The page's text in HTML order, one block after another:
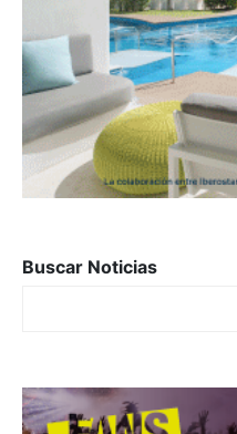
Buscar Noticias